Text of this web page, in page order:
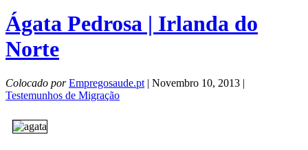
Ágata Pedrosa | Irlanda do
Norte
Colocado por Empregosaude.pt | Novembro 10, 2013 |
Testemunhos de Migração